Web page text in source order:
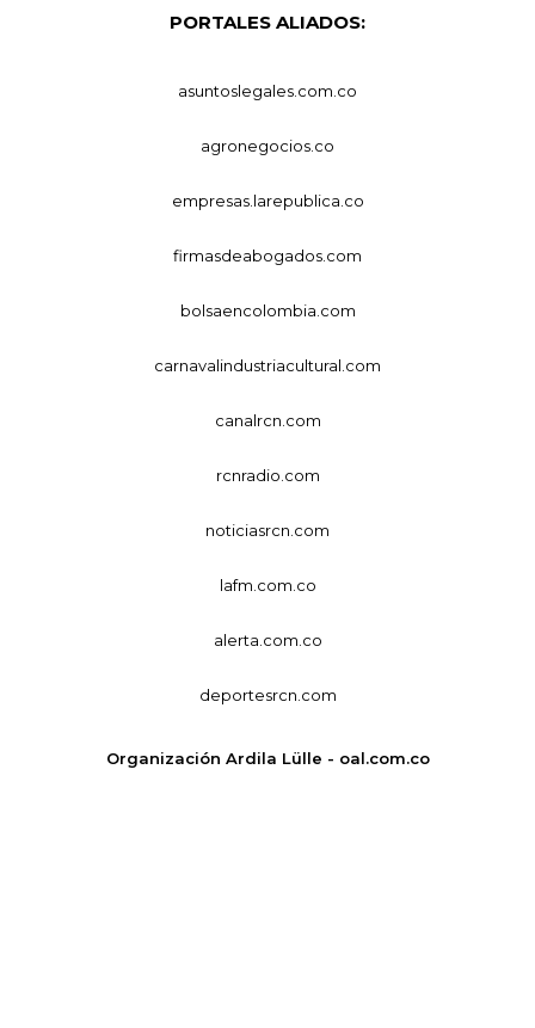
PORTALES ALIADOS:
asuntoslegales.com.co
agronegocios.co
empresas.larepublica.co
firmasdeabogados.com
bolsaencolombia.com
carnavalindustriacultural.com
canalrcn.com
rcnradio.com
noticiasrcn.com
lafm.com.co
alerta.com.co
deportesrcn.com
Organización Ardila Lülle - oal.com.co